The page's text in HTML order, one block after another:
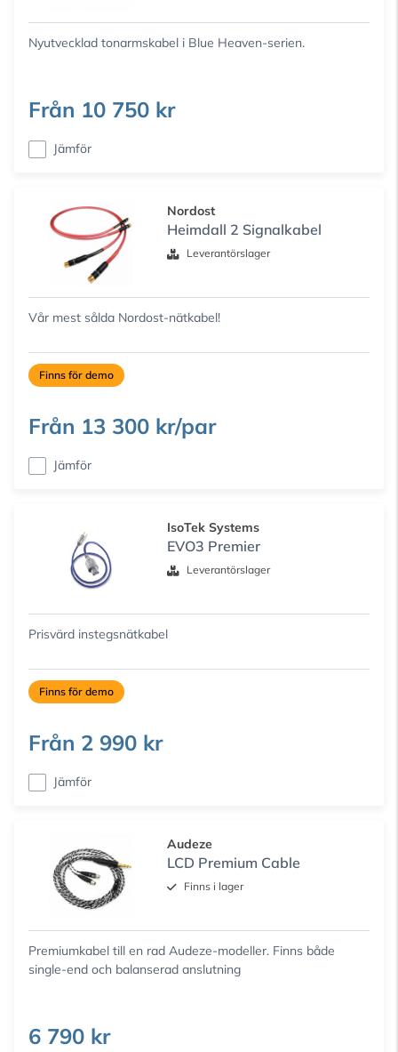
Nyutvecklad tonarmskabel i Blue Heaven-serien.
Från 10 750 kr
Jämför
Nordost
Heimdall 2 Signalkabel
Leverantörslager
Vår mest sålda Nordost-nätkabel!
Finns för demo
Från 13 300 kr/par
Jämför
IsoTek Systems
EVO3 Premier
Leverantörslager
Prisvärd instegsnätkabel
Finns för demo
Från 2 990 kr
Jämför
Audeze
LCD Premium Cable
Finns i lager
Premiumkabel till en rad Audeze-modeller. Finns både
single-end och balanserad anslutning
6 790 kr